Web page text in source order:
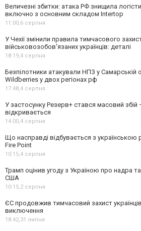
Величезні збитки: атака РФ знищила
включно з основним складом Intertop
11:00, 6 серпня
У Чехії змінили правила тимчасового
військовозобов'язаних українців: деталі
18:19, 4 серпня
Безпілотники атакували НПЗ у Самарській
Wildberries у двох регіонах рф
17:48, 4 серпня
У застосунку Резерв+ стався масовий
відкривається
14:00, 4 серпня
Що насправді відбувається з українською
Fire Point
10:15, 4 серпня
Трамп оцінив угоду з Україною про надра
США
10:15, 2 серпня
ЄС продовжив тимчасовий захист
виключення
18:42, 31 липня